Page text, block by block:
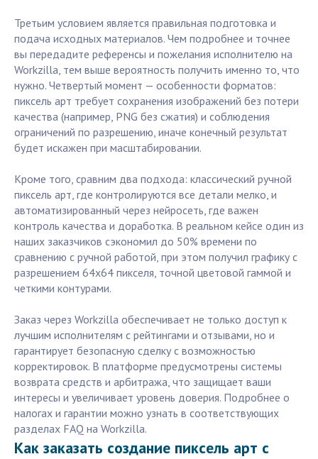
Третьим условием является правильная подготовка и
подача исходных материалов. Чем подробнее и точнее
вы передадите референсы и пожелания исполнителю на
Workzilla, тем выше вероятность получить именно то, что
нужно. Четвертый момент — особенности форматов:
пиксель арт требует сохранения изображений без потери
качества (например, PNG без сжатия) и соблюдения
ограничений по разрешению, иначе конечный результат
будет искажен при масштабировании.
Кроме того, сравним два подхода: классический ручной
пиксель арт, где контролируются все детали мелко, и
автоматизированный через нейросеть, где важен
контроль качества и доработка. В реальном кейсе один из
наших заказчиков сэкономил до 50% времени по
сравнению с ручной работой, при этом получил графику с
разрешением 64x64 пикселя, точной цветовой гаммой и
четкими контурами.
Заказ через Workzilla обеспечивает не только доступ к
лучшим исполнителям с рейтингами и отзывами, но и
гарантирует безопасную сделку с возможностью
корректировок. В платформе предусмотрены системы
возврата средств и арбитража, что защищает ваши
интересы и увеличивает уровень доверия. Подробнее о
налогах и гарантии можно узнать в соответствующих
разделах FAQ на Workzilla.
Как заказать создание пиксель арт с